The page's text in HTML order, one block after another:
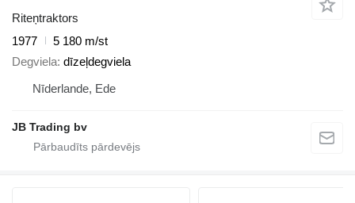
Riteņtraktors
1977
5 180 m/st
Degviela dīzeļdegviela
Nīderlande, Ede
JB Trading bv